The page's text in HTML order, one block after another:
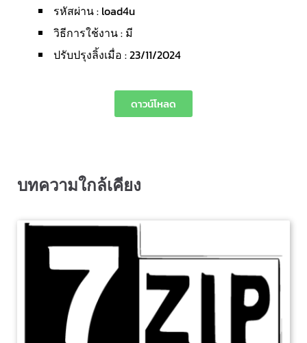
รหัสผ่าน : load4u
วิธีการใช้งาน : มี
ปรับปรุงลิ้งเมื่อ : 23/11/2024
ดาวน์โหลด
บทความใกล้เคียง